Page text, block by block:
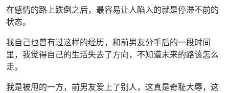
在感情的路上跌倒之后，最容易让人陷入的就是停滞不前的
状态。
我自己也曾有过这样的经历，和前男友分手后的一段时间
里，我觉得自己的生活失去了方向，不知道未来的路该怎么
走。
我是被甩的一方，前男友爱上了别人，这真是奇耻大辱，这